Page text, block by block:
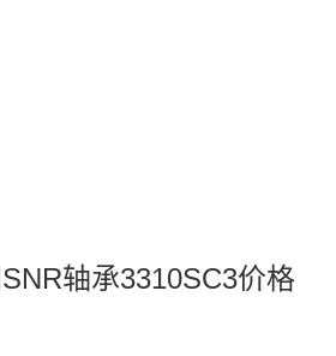
轴承3310SC3价格